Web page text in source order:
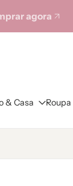
agora
& Casa